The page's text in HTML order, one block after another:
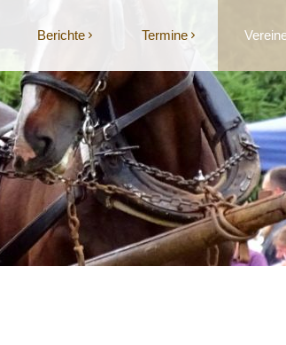
Berichte Termine